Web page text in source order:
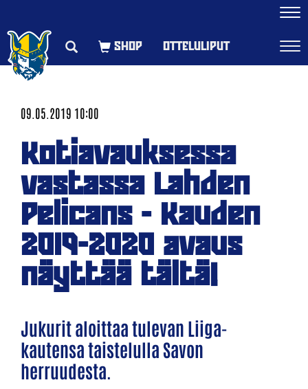
OTTELULIPUT
09.05.2019 10:00
Kotiavauksessa
vastassa Lahden
Pelicans - Kauden
2019-2020 avaus
näyttää tältä!
Jukurit aloittaa tulevan Liiga-
kautensa taistelulla Savon
herruudesta.